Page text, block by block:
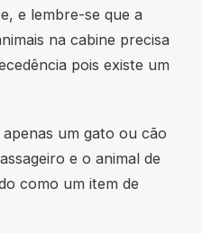
e lembre-se que a
na cabine precisa
pois existe um
um gato ou cão
e o animal de
como um item de